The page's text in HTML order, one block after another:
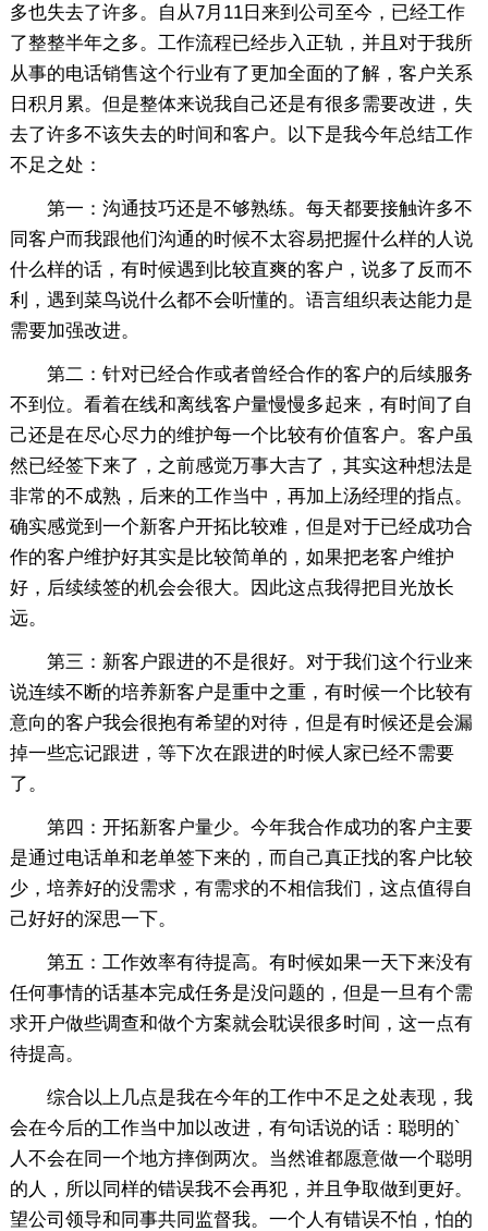
多也失去了许多。自从7月11日来到公司至今，已经工作
了整整半年之多。工作流程已经步入正轨，并且对于我所
从事的电话销售这个行业有了更加全面的了解，客户关系
日积月累。但是整体来说我自己还是有很多需要改进，失
去了许多不该失去的时间和客户。以下是我今年总结工作
不足之处：
第一：沟通技巧还是不够熟练。每天都要接触许多不
同客户而我跟他们沟通的时候不太容易把握什么样的人说
什么样的话，有时候遇到比较直爽的客户，说多了反而不
利，遇到菜鸟说什么都不会听懂的。语言组织表达能力是
需要加强改进。
第二：针对已经合作或者曾经合作的客户的后续服务
不到位。看着在线和离线客户量慢慢多起来，有时间了自
己还是在尽心尽力的维护每一个比较有价值客户。客户虽
然已经签下来了，之前感觉万事大吉了，其实这种想法是
非常的不成熟，后来的工作当中，再加上汤经理的指点。
确实感觉到一个新客户开拓比较难，但是对于已经成功合
作的客户维护好其实是比较简单的，如果把老客户维护
好，后续续签的机会会很大。因此这点我得把目光放长
远。
第三：新客户跟进的不是很好。对于我们这个行业来
说连续不断的培养新客户是重中之重，有时候一个比较有
意向的客户我会很抱有希望的对待，但是有时候还是会漏
掉一些忘记跟进，等下次在跟进的时候人家已经不需要
了。
第四：开拓新客户量少。今年我合作成功的客户主要
是通过电话单和老单签下来的，而自己真正找的客户比较
少，培养好的没需求，有需求的不相信我们，这点值得自
己好好的深思一下。
第五：工作效率有待提高。有时候如果一天下来没有
任何事情的话基本完成任务是没问题的，但是一旦有个需
求开户做些调查和做个方案就会耽误很多时间，这一点有
待提高。
综合以上几点是我在今年的工作中不足之处表现，我
会在今后的工作当中加以改进，有句话说的话：聪明的`
人不会在同一个地方摔倒两次。当然谁都愿意做一个聪明
的人，所以同样的错误我不会再犯，并且争取做到更好。
望公司领导和同事共同监督我。一个人有错误不怕，怕的